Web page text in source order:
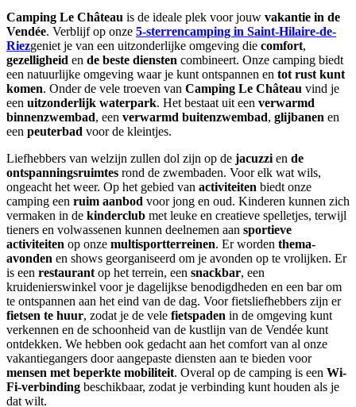
Camping Le Château is de ideale plek voor jouw vakantie in de
Vendée. Verblijf op onze 5-sterrencamping in Saint-Hilaire-de-
Riezgeniet je van een uitzonderlijke omgeving die comfort,
gezelligheid en de beste diensten combineert. Onze camping biedt
een natuurlijke omgeving waar je kunt ontspannen en tot rust kunt
komen. Onder de vele troeven van Camping Le Château vind je
een uitzonderlijk waterpark. Het bestaat uit een verwarmd
binnenzwembad, een verwarmd buitenzwembad, glijbanen en
een peuterbad voor de kleintjes.
Liefhebbers van welzijn zullen dol zijn op de jacuzzi en de
ontspanningsruimtes rond de zwembaden. Voor elk wat wils,
ongeacht het weer. Op het gebied van activiteiten biedt onze
camping een ruim aanbod voor jong en oud. Kinderen kunnen zich
vermaken in de kinderclub met leuke en creatieve spelletjes, terwijl
tieners en volwassenen kunnen deelnemen aan sportieve
activiteiten op onze multisportterreinen. Er worden thema-
avonden en shows georganiseerd om je avonden op te vrolijken. Er
is een restaurant op het terrein, een snackbar, een
kruidenierswinkel voor je dagelijkse benodigdheden en een bar om
te ontspannen aan het eind van de dag. Voor fietsliefhebbers zijn er
fietsen te huur, zodat je de vele fietspaden in de omgeving kunt
verkennen en de schoonheid van de kustlijn van de Vendée kunt
ontdekken. We hebben ook gedacht aan het comfort van al onze
vakantiegangers door aangepaste diensten aan te bieden voor
mensen met beperkte mobiliteit. Overal op de camping is een Wi-
Fi-verbinding beschikbaar, zodat je verbinding kunt houden als je
dat wilt.